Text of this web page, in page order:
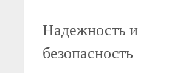
Надежность и
безопасность